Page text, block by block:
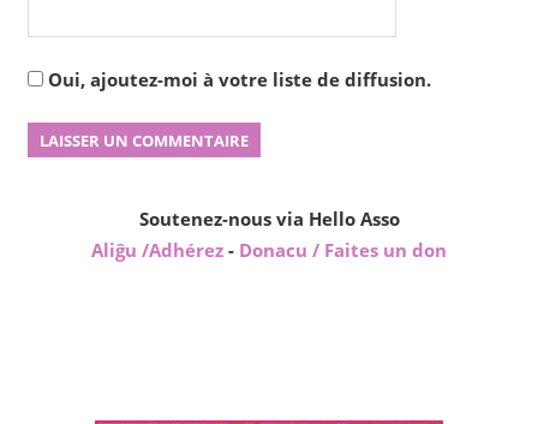
Oui, ajoutez-moi à votre liste de diffusion.
Soutenez-nous via Hello Asso
Aliĝu /Adhérez - Donacu / Faites un don